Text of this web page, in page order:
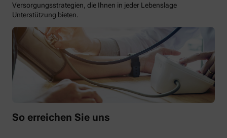
Versorgungsstrategien, die Ihnen in jeder Lebenslage
Unterstützung bieten.
So erreichen Sie uns